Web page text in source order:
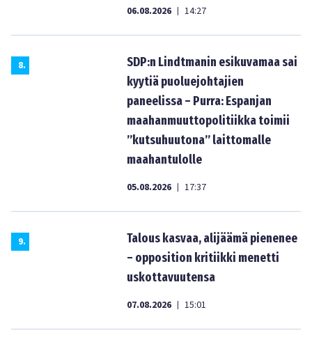
06.08.2026 | 14:27
8.
SDP:n Lindtmanin esikuvamaa sai
kyytiä puoluejohtajien
paneelissa – Purra: Espanjan
maahanmuuttopolitiikka toimii
”kutsuhuutona” laittomalle
maahantulolle
05.08.2026 | 17:37
9.
Talous kasvaa, alijäämä pienenee
– opposition kritiikki menetti
uskottavuutensa
07.08.2026 | 15:01